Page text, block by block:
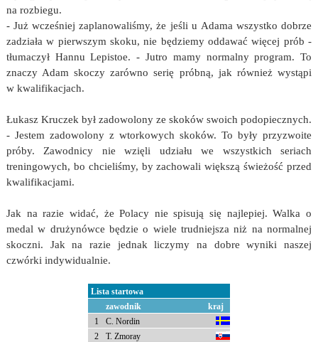
na rozbiegu.
- Już wcześniej zaplanowaliśmy, że jeśli u Adama wszystko dobrze
zadziała w pierwszym skoku, nie będziemy oddawać więcej prób -
tłumaczył Hannu Lepistoe. - Jutro mamy normalny program. To
znaczy Adam skoczy zarówno serię próbną, jak również wystąpi
w kwalifikacjach.
Łukasz Kruczek był zadowolony ze skoków swoich podopiecznych.
- Jestem zadowolony z wtorkowych skoków. To były przyzwoite
próby. Zawodnicy nie wzięli udziału we wszystkich seriach
treningowych, bo chcieliśmy, by zachowali większą świeżość przed
kwalifikacjami.
Jak na razie widać, że Polacy nie spisują się najlepiej. Walka o
medal w drużynówce będzie o wiele trudniejsza niż na normalnej
skoczni. Jak na razie jednak liczymy na dobre wyniki naszej
czwórki indywidualnie.
Lista startowa
zawodnik
kraj
1
C. Nordin
2
T. Zmoray